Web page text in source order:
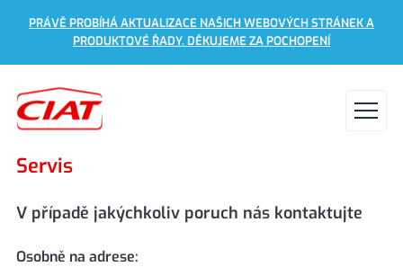
PRÁVĚ PROBÍHÁ AKTUALIZACE NAŠICH WEBOVÝCH STRÁNEK A
PRODUKTOVÉ ŘADY. DĚKUJEME ZA POCHOPENÍ
Servis
V případě jakýchkoliv poruch nás kontaktujte
Osobně na adrese: